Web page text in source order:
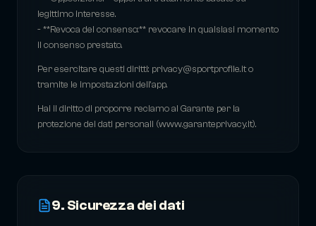
legittimo interesse.
- **Revoca del consenso:** revocare in qualsiasi momento
il consenso prestato.
Per esercitare questi diritti: privacy@sportprofile.it o
tramite le impostazioni dell'app.
Hai il diritto di proporre reclamo al Garante per la
protezione dei dati personali (www.garanteprivacy.it).
9. Sicurezza dei dati